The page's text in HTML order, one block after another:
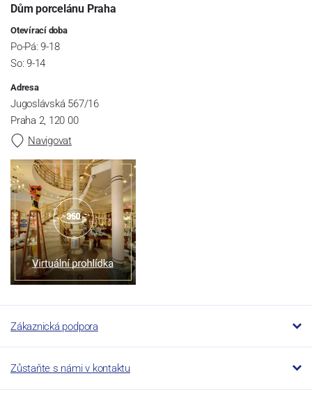
Dům porcelánu Praha
Otevírací doba
Po-Pá: 9-18
So: 9-14
Adresa
Jugoslávská 567/16
Praha 2, 120 00
Navigovat
Zákaznická podpora
Zůstaňte s námi v kontaktu